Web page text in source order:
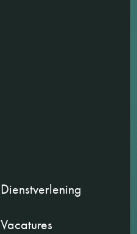
Dienstverlening
Vacatures